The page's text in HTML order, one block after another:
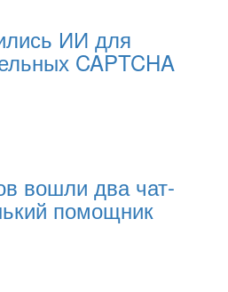
ИИ для
CAPTCHA
вошли два чат-
помощник